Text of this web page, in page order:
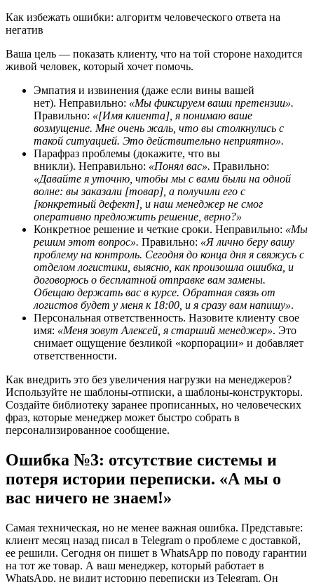
Как избежать ошибки: алгоритм человеческого ответа на
негатив
Ваша цель — показать клиенту, что на той стороне находится
живой человек, который хочет помочь.
Эмпатия и извинения (даже если вины вашей
нет). Неправильно: «Мы фиксируем ваши претензии».
Правильно: «[Имя клиента], я понимаю ваше
возмущение. Мне очень жаль, что вы столкнулись с
такой ситуацией. Это действительно неприятно».
Парафраз проблемы (докажите, что вы
вникли). Неправильно: «Понял вас». Правильно:
«Давайте я уточню, чтобы мы с вами были на одной
волне: вы заказали [товар], а получили его с
[конкретный дефект], и наш менеджер не смог
оперативно предложить решение, верно?»
Конкретное решение и четкие сроки. Неправильно: «Мы
решим этот вопрос». Правильно: «Я лично беру вашу
проблему на контроль. Сегодня до конца дня я свяжусь с
отделом логистики, выясню, как произошла ошибка, и
договорюсь о бесплатной отправке вам замены.
Обещаю держать вас в курсе. Обратная связь от
логистов будет у меня к 18:00, и я сразу вам напишу».
Персональная ответственность. Назовите клиенту свое
имя: «Меня зовут Алексей, я старший менеджер». Это
снимает ощущение безликой «корпорации» и добавляет
ответственности.
Как внедрить это без увеличения нагрузки на менеджеров?
Используйте не шаблоны-отписки, а шаблоны-конструкторы.
Создайте библиотеку заранее прописанных, но человеческих
фраз, которые менеджер может быстро собрать в
персонализированное сообщение.
Ошибка №3: отсутствие системы и
потеря истории переписки. «А мы о
вас ничего не знаем!»
Самая техническая, но не менее важная ошибка. Представьте:
клиент месяц назад писал в Telegram о проблеме с доставкой,
ее решили. Сегодня он пишет в WhatsApp по поводу гарантии
на тот же товар. А ваш менеджер, который работает в
WhatsApp, не видит историю переписки из Telegram. Он